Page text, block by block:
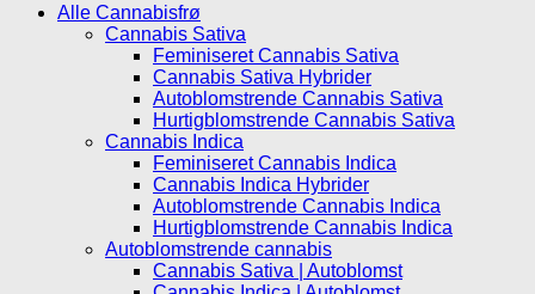
Alle Cannabisfrø
Cannabis Sativa
Feminiseret Cannabis Sativa
Cannabis Sativa Hybrider
Autoblomstrende Cannabis Sativa
Hurtigblomstrende Cannabis Sativa
Cannabis Indica
Feminiseret Cannabis Indica
Cannabis Indica Hybrider
Autoblomstrende Cannabis Indica
Hurtigblomstrende Cannabis Indica
Autoblomstrende cannabis
Cannabis Sativa | Autoblomst